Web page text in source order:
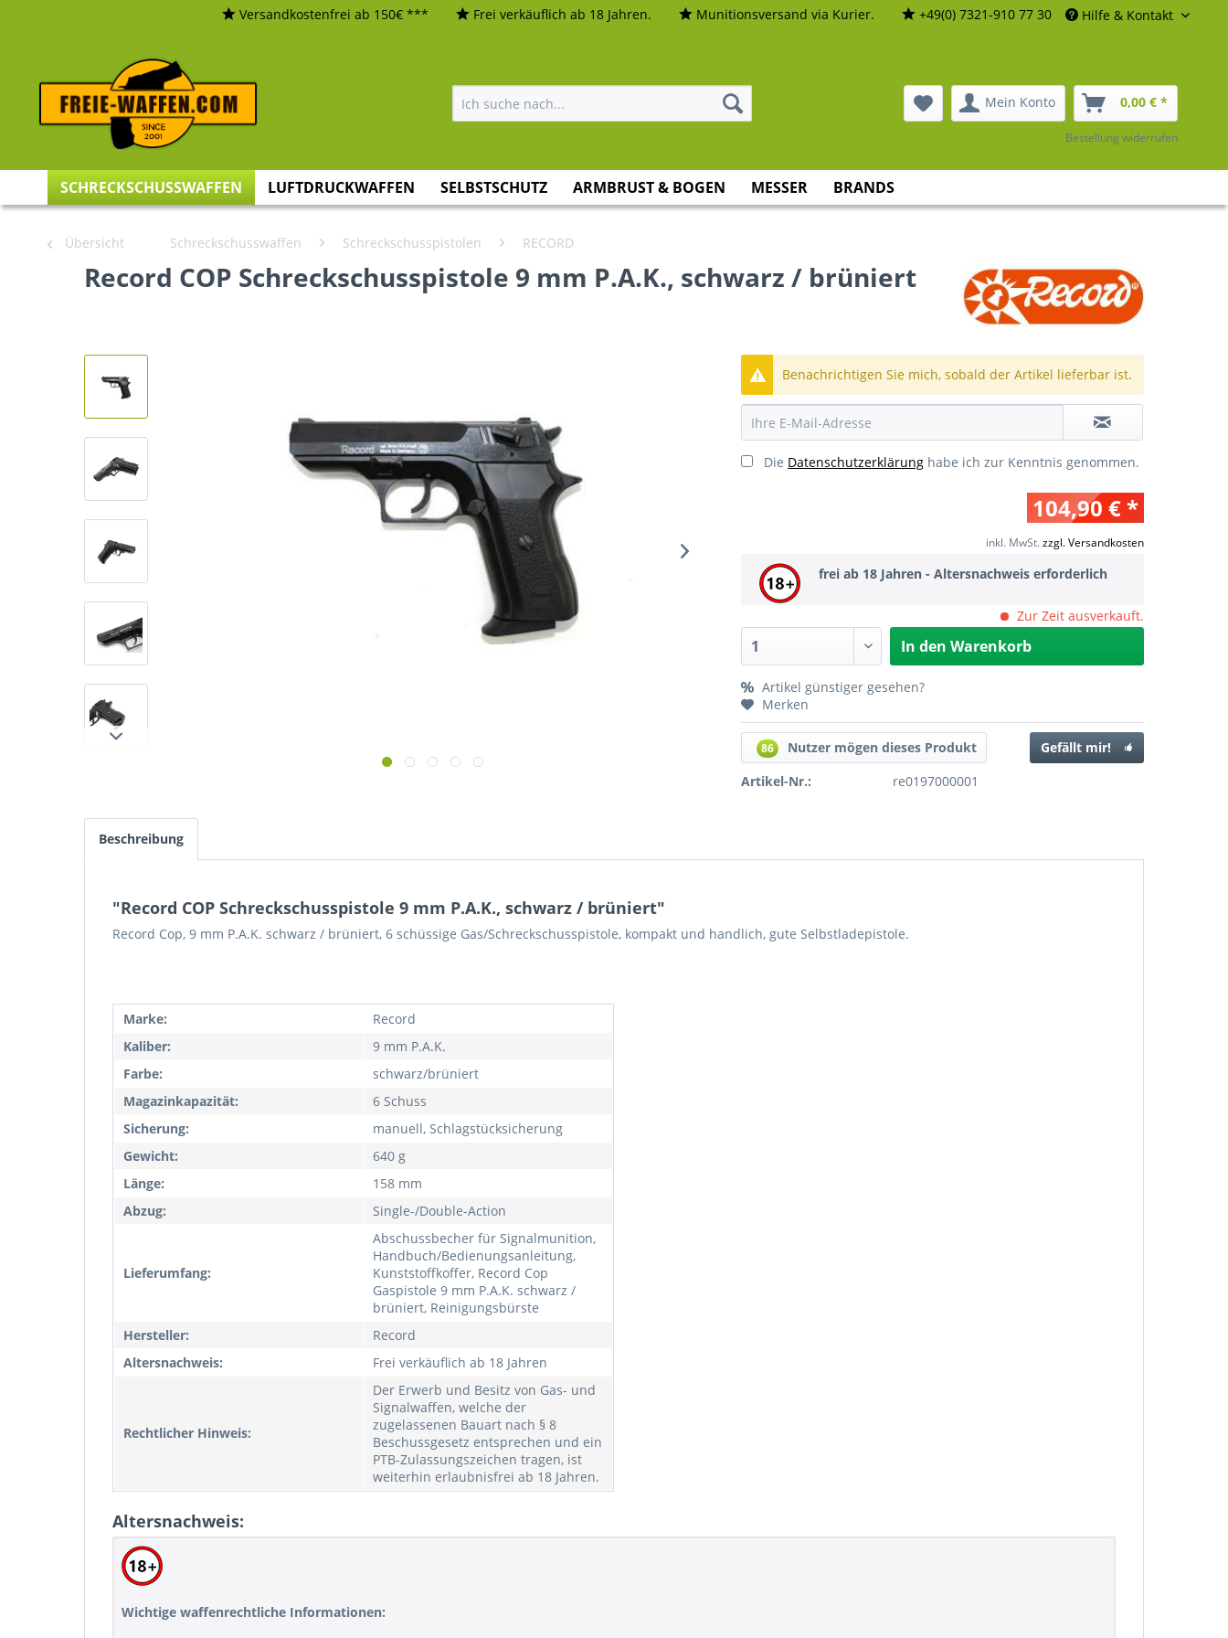
Hilfe & Kontakt
Versandkostenfrei ab 150€ *** Frei verkäuflich ab 18 Jahren. Munitionsversand via Kurier. +49(0) 7321-910 77 30
Mein Konto 0,00 € *
Bestellung widerrufen
SCHRECKSCHUSSWAFFEN LUFTDRUCKWAFFEN SELBSTSCHUTZ ARMBRUST & BOGEN MESSER BRANDS
Übersicht Schreckschusswaffen Schreckschusspistolen RECORD
Record COP Schreckschusspistole 9 mm P.A.K., schwarz / brüniert
Benachrichtigen Sie mich, sobald der Artikel lieferbar ist.
Die Datenschutzerklärung habe ich zur Kenntnis genommen.
104,90 € *
inkl. MwSt.zzgl. Versandkosten
frei ab 18 Jahren - Altersnachweis erforderlich
Zur Zeit ausverkauft.
In den Warenkorb
Artikel günstiger gesehen?
Merken
86 Nutzer mögen dieses Produkt
Gefällt mir!
Artikel-Nr.:
re0197000001
Beschreibung
"Record COP Schreckschusspistole 9 mm P.A.K., schwarz / brüniert"
Record Cop, 9 mm P.A.K. schwarz / brüniert, 6 schüssige Gas/Schreckschusspistole, kompakt und handlich, gute Selbstladepistole.
Marke:
Record
Kaliber:
9 mm P.A.K.
Farbe:
schwarz/brüniert
Magazinkapazität:
6 Schuss
Sicherung:
manuell, Schlagstücksicherung
Gewicht:
640 g
Länge:
158 mm
Abzug:
Single-/Double-Action
Lieferumfang:
Abschussbecher für Signalmunition,
Handbuch/Bedienungsanleitung,
Kunststoffkoffer, Record Cop
Gaspistole 9 mm P.A.K. schwarz /
brüniert, Reinigungsbürste
Hersteller:
Record
Altersnachweis:
Frei verkäuflich ab 18 Jahren
Rechtlicher Hinweis:
Der Erwerb und Besitz von Gas- und
Signalwaffen, welche der
zugelassenen Bauart nach § 8
Beschussgesetz entsprechen und ein
PTB-Zulassungszeichen tragen, ist
weiterhin erlaubnisfrei ab 18 Jahren.
Altersnachweis:
Wichtige waffenrechtliche Informationen: